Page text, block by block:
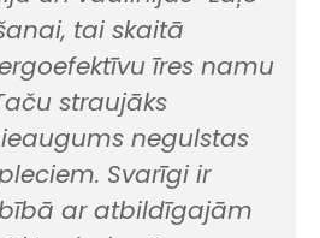
tai skaitā
īres namu
straujāks
negulstas
Svarīgi ir
ar atbildīgajām